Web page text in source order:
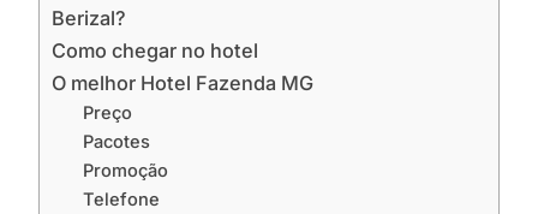
Berizal?
Como chegar no hotel
O melhor Hotel Fazenda MG
Preço
Pacotes
Promoção
Telefone